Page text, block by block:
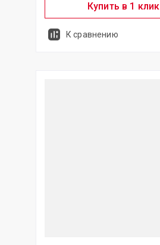
Купить в 1 клик
К сравнению